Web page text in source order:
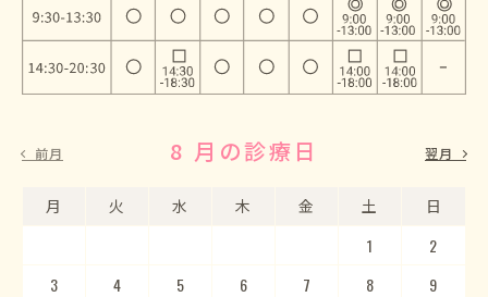
前月 8 月の診療日
月 火 水 木 金 土 日
1
2
3
4 5 6 7 8
9
9 月の診療日
月 火 水 木 金 土 日
5
6
7
8 9 10 11 12
13
翌月